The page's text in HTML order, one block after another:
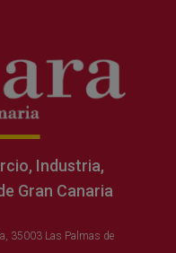
Industria,
Gran Canaria
35003 Las Palmas de